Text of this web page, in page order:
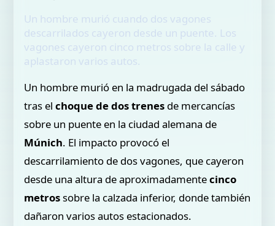
Un hombre murió cuando dos vagones
descarrilados cayeron desde un puente. Los
vagones cayeron cinco metros sobre la calle y
aplastaron varios autos.
Un hombre murió en la madrugada del sábado
tras elchoque de dos trenes de mercancías
sobre un puente en la ciudad alemana de
Múnich. El impacto provocó el
descarrilamiento de dos vagones, que cayeron
desde una altura de aproximadamentecinco
metrossobre la calzada inferior, donde también
dañaron varios autos estacionados.